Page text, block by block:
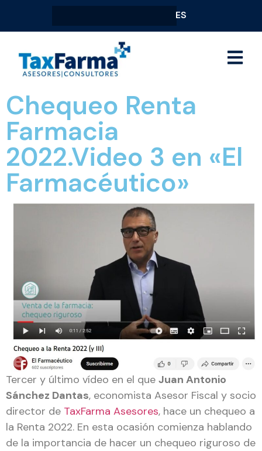
ES
Chequeo Renta
Farmacia
2022.Video 3 en «El
Farmacéutico»
Tercer y último vídeo en el que Juan Antonio
Sánchez Dantas, economista Asesor Fiscal y socio
director de TaxFarma Asesores, hace un chequeo a
la Renta 2022. En esta ocasión comienza hablando
de la importancia de hacer un chequeo riguroso de